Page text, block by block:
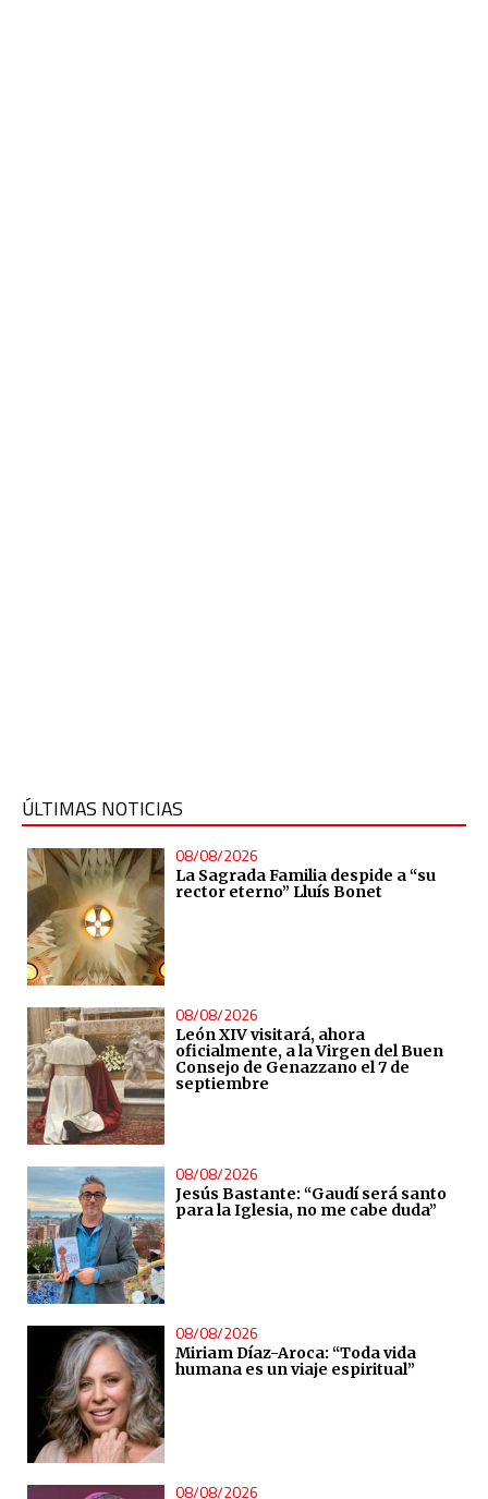
ÚLTIMAS NOTICIAS
08/08/2026
La Sagrada Familia despide a “su
rector eterno” Lluís Bonet
08/08/2026
León XIV visitará, ahora
oficialmente, a la Virgen del Buen
Consejo de Genazzano el 7 de
septiembre
08/08/2026
Jesús Bastante: “Gaudí será santo
para la Iglesia, no me cabe duda”
08/08/2026
Miriam Díaz-Aroca: “Toda vida
humana es un viaje espiritual”
08/08/2026